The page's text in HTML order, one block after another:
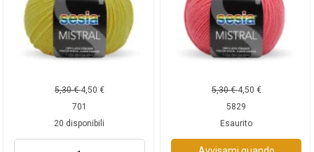
5,30€ 4,50 €
701
20 disponibili
5,30€ 4,50 €
5829
Esaurito